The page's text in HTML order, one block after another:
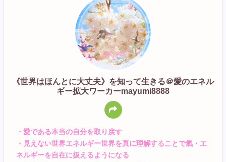
《世界はほんとに大丈夫》を知って生きる＠愛のエネル
ギー拡大ワーカーmayumi8888
・愛である本当の自分を取り戻す
・見えない世界エネルギー世界を真に理解することで氣・エ
ネルギーを自在に扱えるようになる